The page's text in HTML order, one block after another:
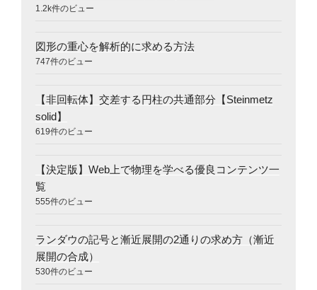
1.2k件のビュー
図形の重心を解析的に求める方法
747件のビュー
【非回転体】交差する円柱の共通部分【Steinmetz
solid】
619件のビュー
【決定版】Web上で物理を学べる優良コンテンツ一
覧
555件のビュー
ランダウの記号と漸近展開の2通りの求め方（漸近
展開の合成）
530件のビュー